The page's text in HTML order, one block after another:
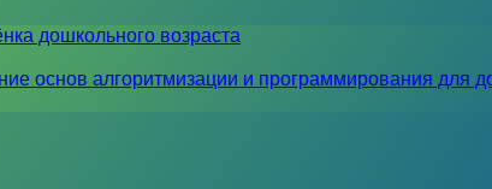
дошкольного возраста
основ алгоритмизации и программирования для